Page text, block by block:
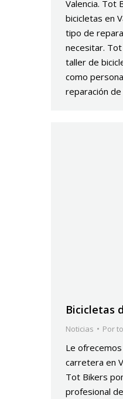
Valencia. Tot
bicicletas en
tipo de
necesitar.
taller de
como
reparación
Bicicletas
Noticias Por
Le
carretera en
Tot Bikers
profesional